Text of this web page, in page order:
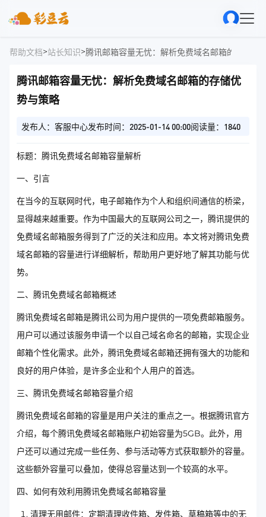
帮助文档>站长知识>腾讯邮箱容量无忧：解析免费域名邮箱的存储优
腾讯邮箱容量无忧：解析免费域名邮箱的存储优
势与策略
发布人：客服中心发布时间：2025-01-14 00:00阅读量：1840
标题：腾讯免费域名邮箱容量解析
一、引言
在当今的互联网时代，电子邮箱作为个人和组织间通信的桥梁，
显得越来越重要。作为中国最大的互联网公司之一，腾讯提供的
免费域名邮箱服务得到了广泛的关注和应用。本文将对腾讯免费
域名邮箱的容量进行详细解析，帮助用户更好地了解其功能与优
势。
二、腾讯免费域名邮箱概述
腾讯免费域名邮箱是腾讯公司为用户提供的一项免费邮箱服务。
用户可以通过该服务申请一个以自己域名命名的邮箱，实现企业
邮箱个性化需求。此外，腾讯免费域名邮箱还拥有强大的功能和
良好的用户体验，是许多企业和个人用户的首选。
三、腾讯免费域名邮箱容量介绍
腾讯免费域名邮箱的容量是用户关注的重点之一。根据腾讯官方
介绍，每个腾讯免费域名邮箱账户初始容量为5GB。此外，用
户还可以通过完成一些任务、参与活动等方式获取额外的容量。
这些额外容量可以叠加，使得总容量达到一个较高的水平。
四、如何有效利用腾讯免费域名邮箱容量
清理无用邮件：定期清理收件箱、发件箱、草稿箱等中的无